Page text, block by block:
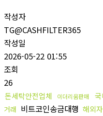
작성자
TG@CASHFILTER365
작성일
2026-05-22 01:55
조회
26
돈세탁안전업체 이더리움판매
거래 비트코인송금대행 해외